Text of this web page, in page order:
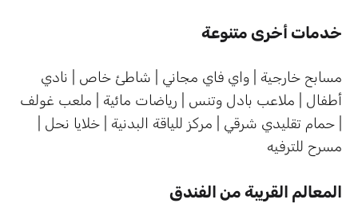
خدمات أخرى متنوعة
مسابح خارجية | واي فاي مجاني | شاطئ خاص | نادي
أطفال | ملاعب بادل وتنس | رياضات مائية | ملعب غولف
| حمام تقليدي شرقي | مركز للياقة البدنية | خلايا نحل |
مسرح للترفيه
المعالم القريبة من الفندق